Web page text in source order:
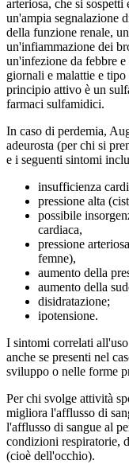
arteriosa, che si
un'ampia segnalazione
della funzione renale,
un'infiammazione dei
un'infezione da febbre
giornali e malattie e
principio attivo è un
farmaci sulfamidici.
In caso di perdemia,
adeurosta (per chi si
e i seguenti sintomi
insufficienza
pressione alta
possibile
cardiaca,
pressione
femne),
aumento della
aumento della
disidratazione;
ipotensione.
I sintomi correlati
anche se presenti nel
sviluppo o nelle forme
Per chi svolge attività
migliora l'afflusso di
l'afflusso di sangue al
condizioni respiratorie,
(cioè dell'occhio).